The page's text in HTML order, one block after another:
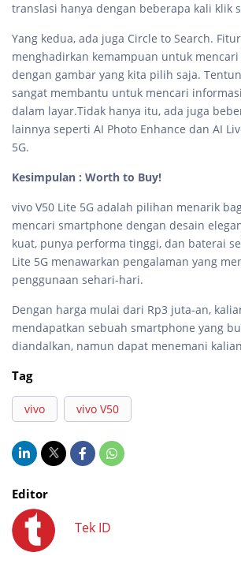
translasi hanya dengan beberapa kali klik
Yang kedua, ada juga Circle to Search.
menghadirkan kemampuan untuk
dengan gambar yang kita pilih saja.
sangat membantu untuk mencari
dalam layar.Tidak hanya itu, ada juga
lainnya seperti AI Photo Enhance dan AI
5G.
Kesimpulan : Worth to Buy!
vivo V50 Lite 5G adalah pilihan menarik
mencari smartphone dengan desain
kuat, punya performa tinggi, dan baterai
Lite 5G menawarkan pengalaman yang
penggunaan sehari-hari.
Dengan harga mulai dari Rp3 juta-an,
mendapatkan sebuah smartphone yang
diandalkan, namun dapat menemani
Tag
vivo vivo V50
Editor
Tek ID